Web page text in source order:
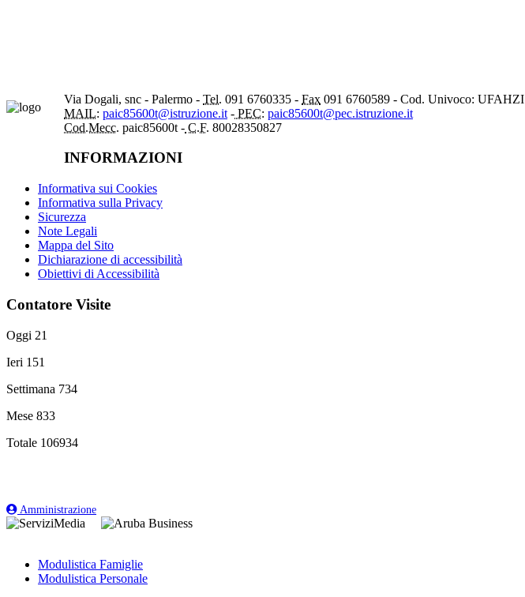
Via Dogali, snc - Palermo - Tel. 091 6760335 - Fax 091 6760589 - Cod. Univoco: UFAHZI
MAIL: paic85600t@istruzione.it - PEC: paic85600t@pec.istruzione.it
Cod.Mecc. paic85600t - C.F. 80028350827
INFORMAZIONI
Informativa sui Cookies
Informativa sulla Privacy
Sicurezza
Note Legali
Mappa del Sito
Dichiarazione di accessibilità
Obiettivi di Accessibilità
Contatore Visite
Oggi 21
Ieri 151
Settimana 734
Mese 833
Totale 106934
Amministrazione
Modulistica Famiglie
Modulistica Personale